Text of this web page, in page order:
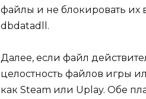
файлы и не блокировать их
dbdatadll.
Далее, если файл
целостность файлов игры
как Steam или Uplay. Обе